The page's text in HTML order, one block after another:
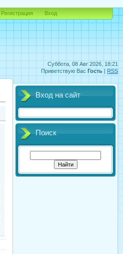
Суббота, 08 Авг 2026, 18:21
Приветствую Вас Гость | RSS
Регистрация Вход
Вход на сайт
Поиск